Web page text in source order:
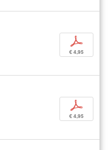
p
€ 4,95
p
€ 4,95